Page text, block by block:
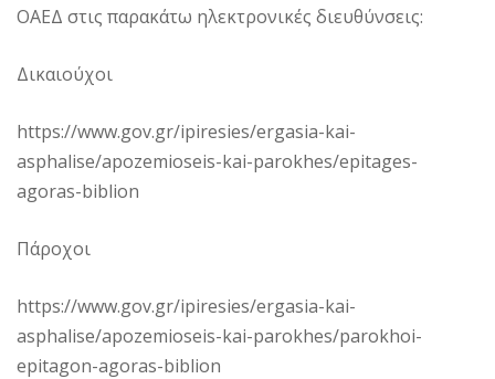
ΟΑΕΔ στις παρακάτω ηλεκτρονικές διευθύνσεις:
Δικαιούχοι
https://www.gov.gr/ipiresies/ergasia-kai-
asphalise/apozemioseis-kai-parokhes/epitages-
agoras-biblion
Πάροχοι
https://www.gov.gr/ipiresies/ergasia-kai-
asphalise/apozemioseis-kai-parokhes/parokhoi-
epitagon-agoras-biblion